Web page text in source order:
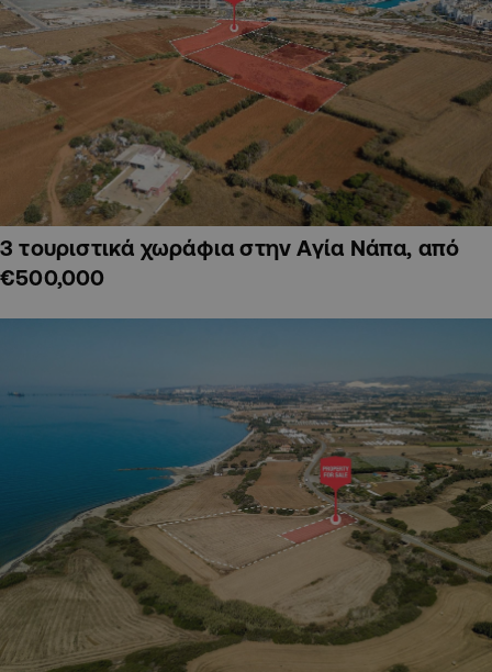
3 τουριστικά χωράφια στην Αγία Νάπα, από
€500,000